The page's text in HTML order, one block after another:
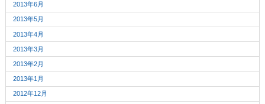
2013年6月
2013年5月
2013年4月
2013年3月
2013年2月
2013年1月
2012年12月